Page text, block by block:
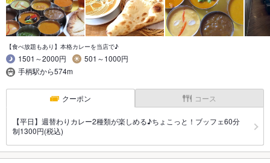
【食べ放題もあり】本格カレーを当店で♪
1501～2000円
501～1000円
手柄駅から574m
クーポン コース
【平日】週替わりカレー2種類が楽しめる♪ちょこっと！ブッフェ60分
制1300円(税込)